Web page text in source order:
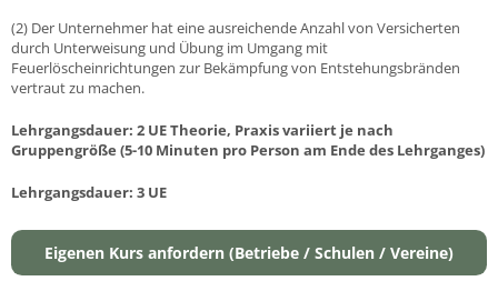
(2) Der Unternehmer hat eine ausreichende Anzahl von Versicherten
durch Unterweisung und Übung im Umgang mit
Feuerlöscheinrichtungen zur Bekämpfung von Entstehungsbränden
vertraut zu machen.
Lehrgangsdauer: 2 UE Theorie, Praxis variiert je nach
Gruppengröße (5-10 Minuten pro Person am Ende des Lehrganges)
Lehrgangsdauer: 3 UE
Eigenen Kurs anfordern (Betriebe / Schulen / Vereine)